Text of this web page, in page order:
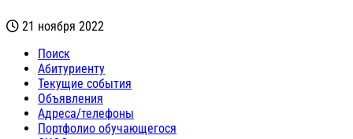
21 ноября 2022
Поиск
Абитуриенту
Текущие события
Объявления
Адреса/телефоны
Портфолио обучающегося